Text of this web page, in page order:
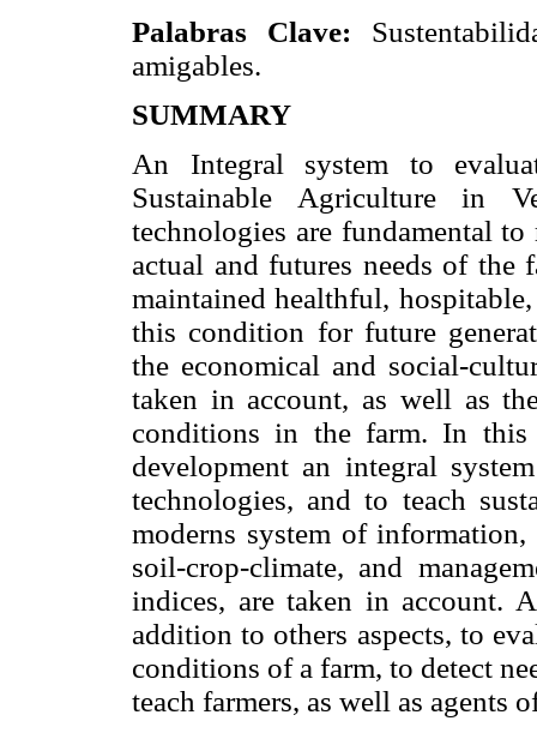
Palabras Clave:
amigables.
SUMMARY
An Integral system to
Sustainable Agriculture in
technologies are fundamental
actual and futures needs of the
maintained healthful,
this condition for future
the economical and social-
taken in account, as well as
conditions in the farm. In this
development an integral
technologies, and to teach
moderns system of
soil-crop-climate, and
indices, are taken in account.
addition to others aspects, to
conditions of a farm, to detect
teach farmers, as well as agents